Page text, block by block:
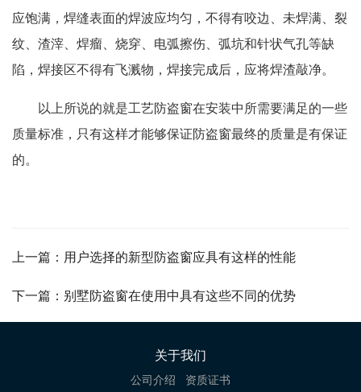
应饱满，焊缝表面的焊波应均匀，不得有咬边、未焊满、裂
纹、渣滓、焊瘤、烧穿、电弧擦伤、弧坑和针状气孔等缺
陷，焊接区不得有飞溅物，焊接完成后，应将焊渣敲净。
以上所说的就是工艺防盗窗在安装中所需要满足的一些
质量标准，只有这样才能够保证防盗窗最终的质量是有保证
的。
上一篇：用户选择的新型防盗窗应具有这样的性能
下一篇：别墅防盗窗在使用中具有这些不同的优势
关于我们
公司介绍 资质证书